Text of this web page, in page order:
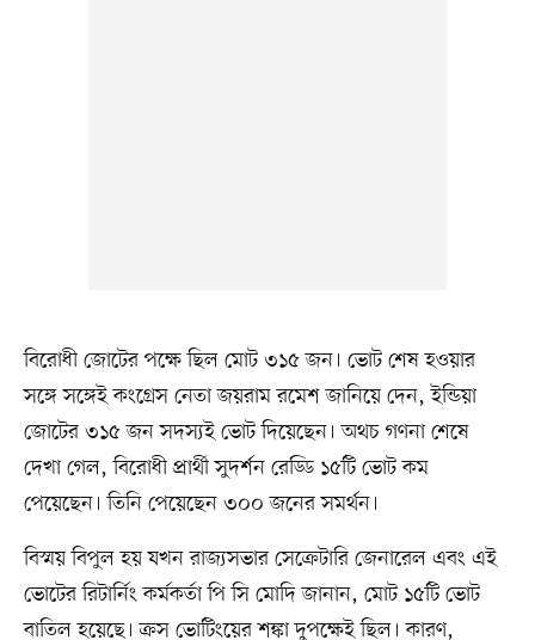
বিরোধী জোটের পক্ষে ছিল মোট ৩১৫ জন। ভোট শেষ হওয়ার
সঙ্গে সঙ্গেই কংগ্রেস নেতা জয়রাম রমেশ জানিয়ে দেন, ইন্ডিয়া
জোটের ৩১৫ জন সদস্যই ভোট দিয়েছেন। অথচ গণনা শেষে
দেখা গেল, বিরোধী প্রার্থী সুদর্শন রেড্ডি ১৫টি ভোট কম
পেয়েছেন। তিনি পেয়েছেন ৩০০ জনের সমর্থন।
বিস্ময় বিপুল হয় যখন রাজ্যসভার সেক্রেটারি জেনারেল এবং এই
ভোটের রিটার্নিং কর্মকর্তা পি সি মোদি জানান, মোট ১৫টি ভোট
বাতিল হয়েছে। ক্রস ভোটিংয়ের শঙ্কা দুপক্ষেই ছিল। কারণ,